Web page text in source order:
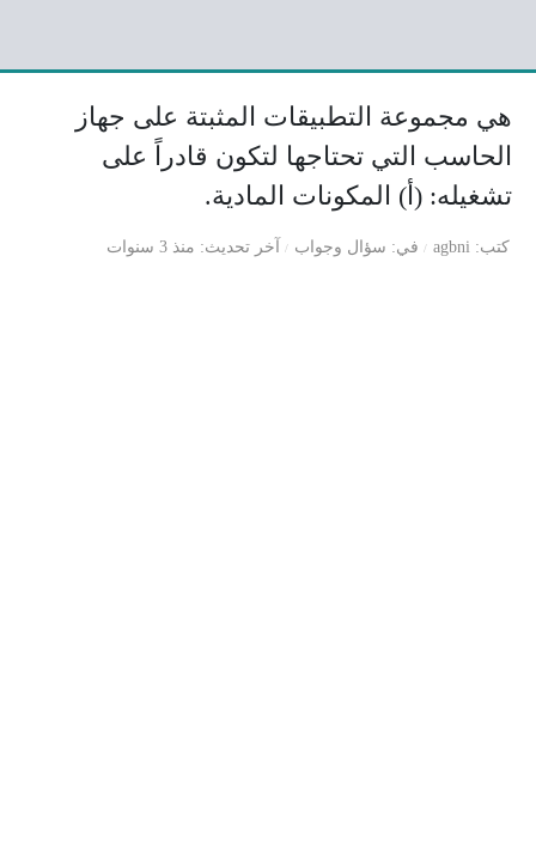
هي مجموعة التطبيقات المثبتة على جهاز
الحاسب التي تحتاجها لتكون قادراً على
تشغيله: (أ) المكونات المادية.
كتب agbni في سؤال وجواب آخر تحديث منذ 3 سنوات